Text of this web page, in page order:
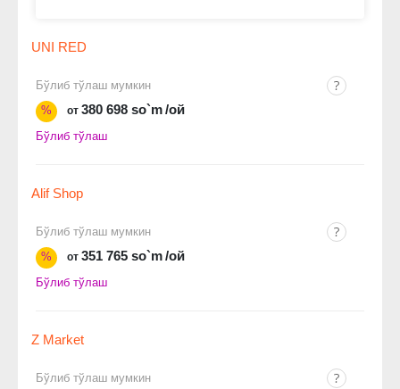
UNI RED
Бўлиб тўлаш мумкин
%
от 380 698 so`m/ой
Бўлиб тўлаш
Alif Shop
Бўлиб тўлаш мумкин
%
от 351 765 so`m/ой
Бўлиб тўлаш
Z Market
Бўлиб тўлаш мумкин